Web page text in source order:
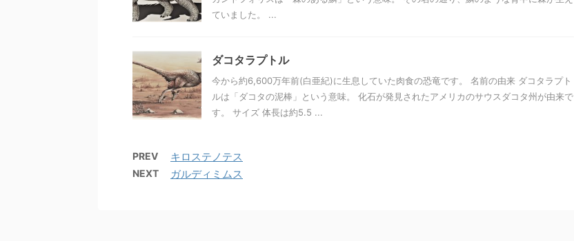
ていました。 ...
ダコタラプトル
今から約6,600万年前(白亜紀)に生息していた肉食の恐竜です。 名前の由来 ダコタラプト
ルは「ダコタの泥棒」という意味。 化石が発見されたアメリカのサウスダコタ州が由来で
す。 サイズ 体長は約5.5 ...
PREV キロステノテス
NEXT ガルディミムス